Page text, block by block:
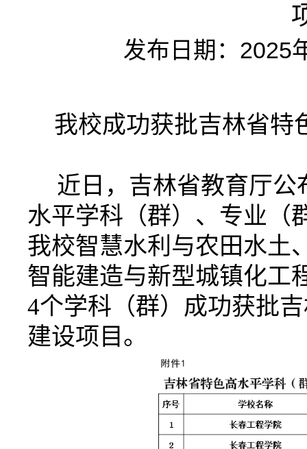
发布日期：2025
我校成功获批吉林省特
近日，吉林省教育厅
水平学科（群）、专业（
我校智慧水利与农田水土
智能建造与新型城镇化工
4个学科（群）成功获批
建设项目。